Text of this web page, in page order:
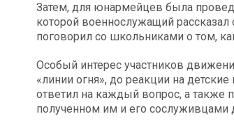
Затем, для юнармейцев была
которой военнослужащий
поговорил со школьниками о том,
Особый интерес участников
«линии огня», до реакции на
ответил на каждый вопрос, а также
полученном им и его сослуживцами